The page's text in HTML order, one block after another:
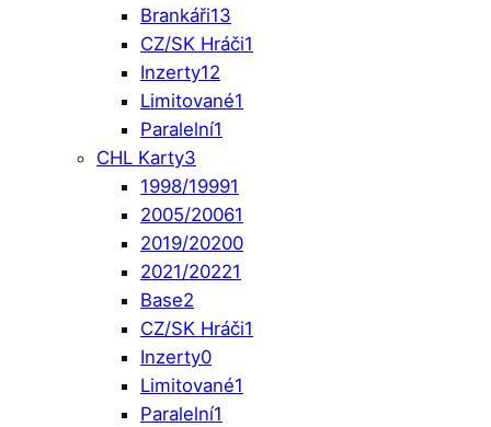
Brankáři13
CZ/SK Hráči1
Inzerty12
Limitované1
Paralelní1
CHL Karty3
1998/19991
2005/20061
2019/20200
2021/20221
Base2
CZ/SK Hráči1
Inzerty0
Limitované1
Paralelní1